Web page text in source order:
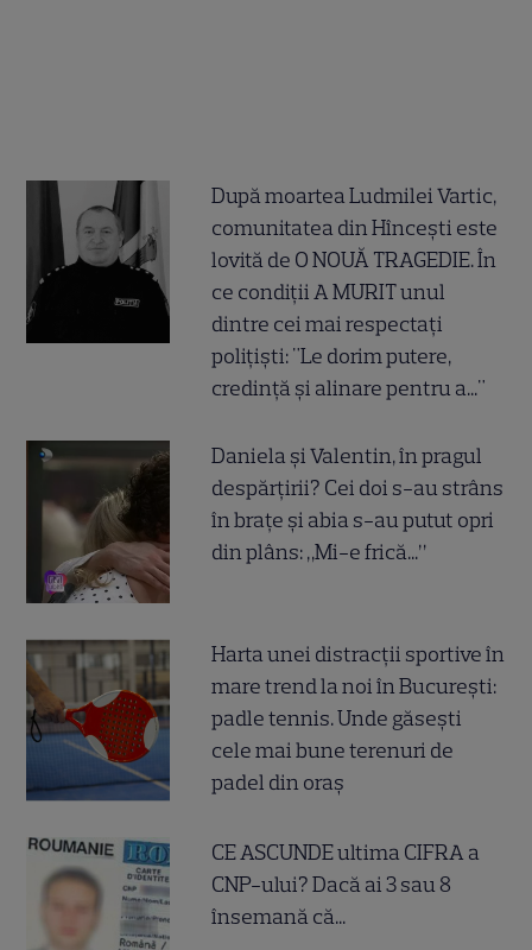
După moartea Ludmilei Vartic,
comunitatea din Hîncești este
lovită de O NOUĂ TRAGEDIE. În
ce condiții A MURIT unul
dintre cei mai respectați
polițiști: "Le dorim putere,
credință și alinare pentru a..."
Daniela și Valentin, în pragul
despărțirii? Cei doi s-au strâns
în brațe și abia s-au putut opri
din plâns: „Mi-e frică...”
Harta unei distracții sportive în
mare trend la noi în București:
padle tennis. Unde găsești
cele mai bune terenuri de
padel din oraș
CE ASCUNDE ultima CIFRA a
CNP-ului? Dacă ai 3 sau 8
însemană că...